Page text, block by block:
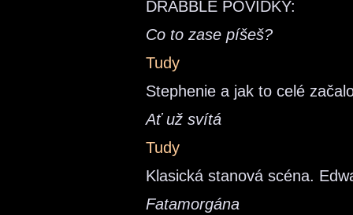
DRABBLE POVÍDKY:
Co to zase píšeš?
Tudy
Stephenie a jak to celé
Ať už svítá
Tudy
Klasická stanová scéna.
Fatamorgána